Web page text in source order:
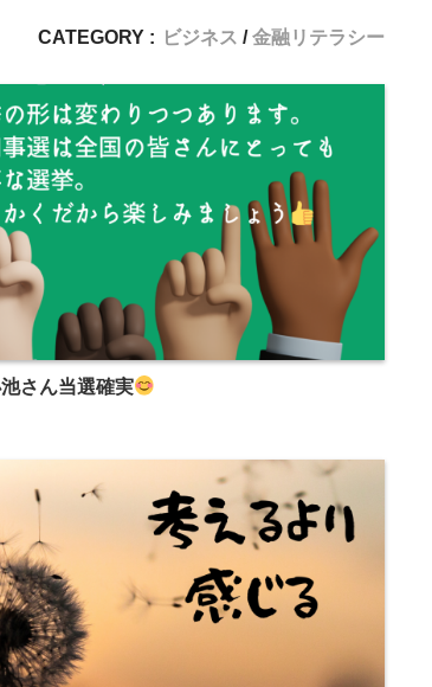
CATEGORY : ビジネス 金融リテラシー
池さん当選確実